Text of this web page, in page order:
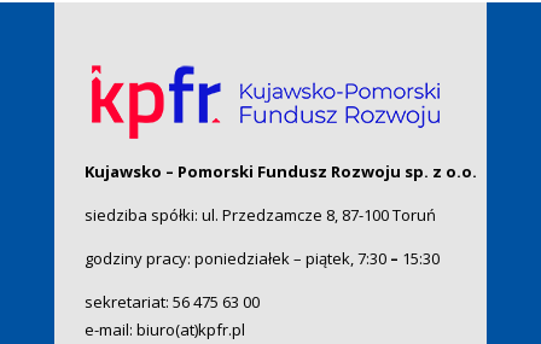
Kujawsko – Pomorski Fundusz Rozwoju sp. z o.o.
siedziba spółki: ul. Przedzamcze 8, 87-100 Toruń
godziny pracy: poniedziałek – piątek, 7:30– 15:30
sekretariat: 56 475 63 00
e-mail: biuro(at)kpfr.pl